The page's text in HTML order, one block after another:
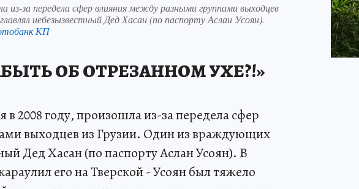
из-за передела сфер влияния между разными группами выходцев
небезызвестный Дед Хасан (по паспорту Аслан Усоян).
КП
ОБ ОТРЕЗАННОМ УХЕ?!»
в 2008 году, произошла из-за передела сфер
выходцев из Грузии. Один из враждующих
Дед Хасан (по паспорту Аслан Усоян). В
его на Тверской - Усоян был тяжело